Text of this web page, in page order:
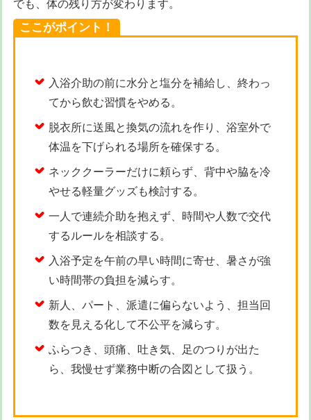
でも、体の残り方が変わります。
ここがポイント！
入浴介助の前に水分と塩分を補給し、終わっ
てから飲む習慣をやめる。
脱衣所に送風と換気の流れを作り、浴室外で
体温を下げられる場所を確保する。
ネッククーラーだけに頼らず、背中や脇を冷
やせる軽量グッズも検討する。
一人で連続介助を抱えず、時間や人数で交代
するルールを相談する。
入浴予定を午前の早い時間に寄せ、暑さが強
い時間帯の負担を減らす。
新人、パート、派遣に偏らないよう、担当回
数を見える化して不公平を減らす。
ふらつき、頭痛、吐き気、足のつりが出た
ら、我慢せず業務中断の合図として扱う。